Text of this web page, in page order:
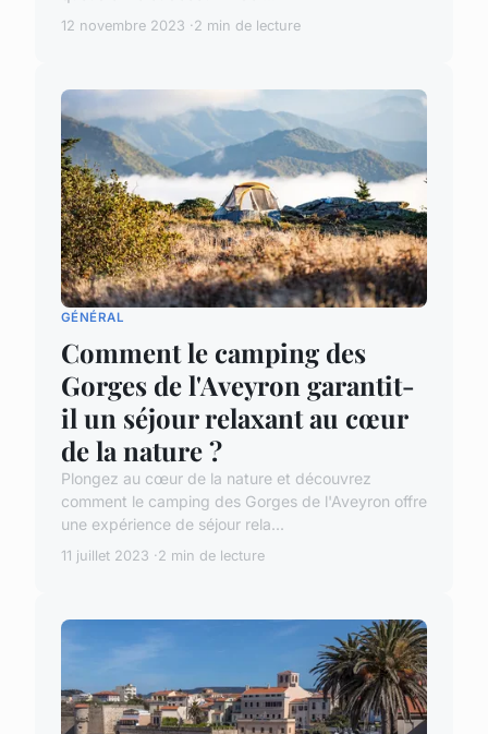
12 novembre 2023 2 min de lecture
GÉNÉRAL
Comment le camping des
Gorges de l'Aveyron garantit-
il un séjour relaxant au cœur
de la nature ?
Plongez au cœur de la nature et découvrez
comment le camping des Gorges de l'Aveyron offre
une expérience de séjour rela...
11 juillet 2023 2 min de lecture